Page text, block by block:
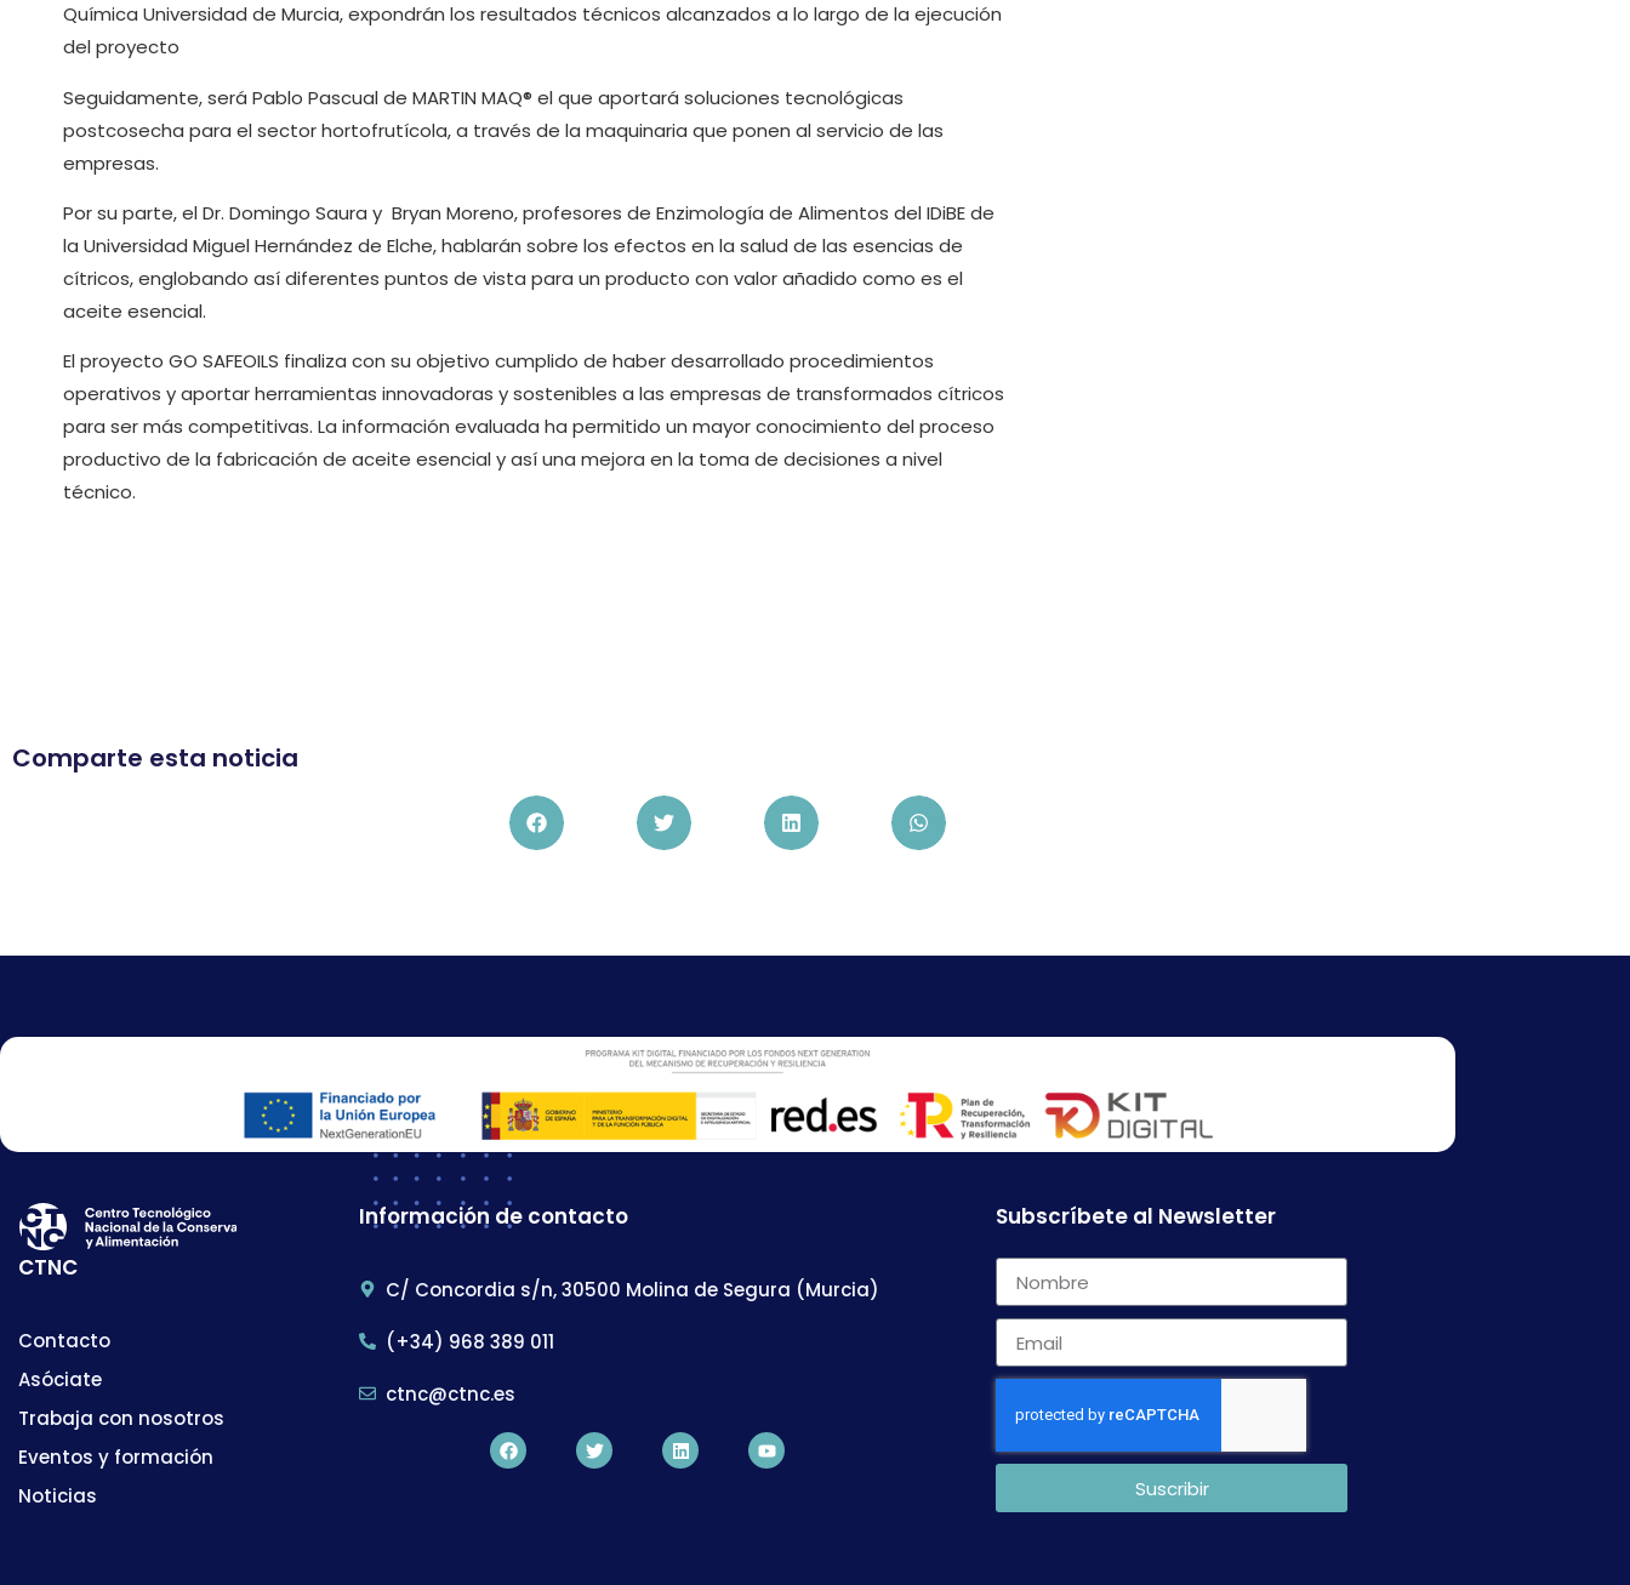
Química Universidad de Murcia, expondrán los resultados técnicos alcanzados a lo largo de la ejecución
del proyecto
Seguidamente, será Pablo Pascual de MARTIN MAQ® el que aportará soluciones tecnológicas
postcosecha para el sector hortofrutícola, a través de la maquinaria que ponen al servicio de las
empresas.
Por su parte, el Dr. Domingo Saura y Bryan Moreno, profesores de Enzimología de Alimentos del IDiBE de
la Universidad Miguel Hernández de Elche, hablarán sobre los efectos en la salud de las esencias de
cítricos, englobando así diferentes puntos de vista para un producto con valor añadido como es el
aceite esencial.
El proyecto GO SAFEOILS finaliza con su objetivo cumplido de haber desarrollado procedimientos
operativos y aportar herramientas innovadoras y sostenibles a las empresas de transformados cítricos
para ser más competitivas. La información evaluada ha permitido un mayor conocimiento del proceso
productivo de la fabricación de aceite esencial y así una mejora en la toma de decisiones a nivel
técnico.
Comparte esta noticia
CTNC
Contacto
Asóciate
Trabaja con nosotros
Eventos y formación
Noticias
Información de contacto
C/ Concordia s/n, 30500 Molina de Segura (Murcia)
(+34) 968 389 011
ctnc@ctnc.es
Subscríbete al Newsletter
Suscribir